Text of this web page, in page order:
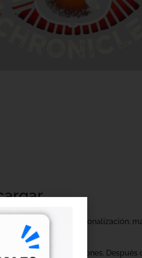
negocios de personalización,
a tus producciones. Después